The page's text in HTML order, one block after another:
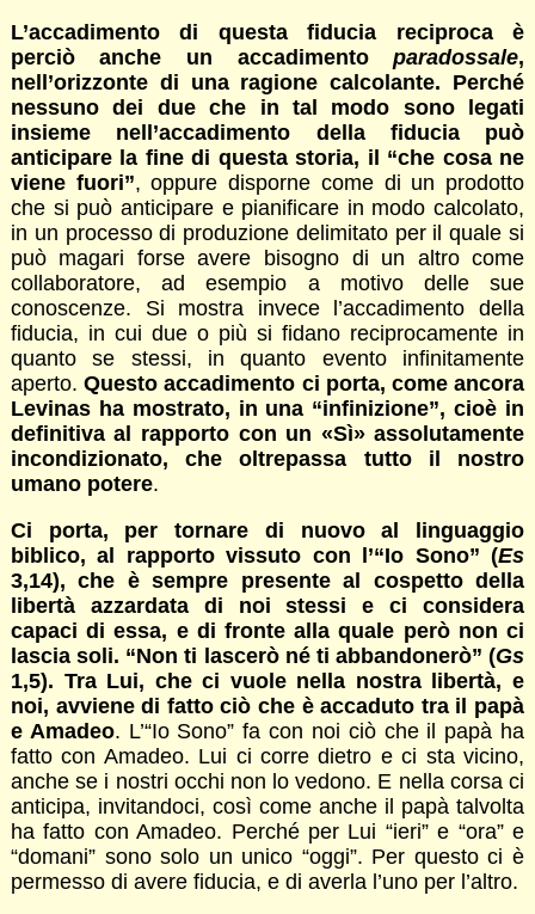
L’accadimento di questa fiducia reciproca è
perciò anche un accadimentoparadossale,
nell’orizzonte di una ragione calcolante. Perché
nessuno dei due che in tal modo sono legati
insieme nell’accadimento della fiducia può
anticipare la fine di questa storia, il “che cosa ne
viene fuori”, oppure disporne come di un prodotto
che si può anticipare e pianificare in modo calcolato,
in un processo di produzione delimitato per il quale si
può magari forse avere bisogno di un altro come
collaboratore, ad esempio a motivo delle sue
conoscenze. Si mostra invece l’accadimento della
fiducia, in cui due o più si fidano reciprocamente in
quanto se stessi, in quanto evento infinitamente
aperto.Questo accadimento ci porta, come ancora
Levinas ha mostrato, in una “infinizione”, cioè in
definitiva al rapporto con un «Sì» assolutamente
incondizionato, che oltrepassa tutto il nostro
umano potere.
Ci porta, per tornare di nuovo al linguaggio
biblico, al rapporto vissuto con l’“Io Sono” (Es
3,14), che è sempre presente al cospetto della
libertà azzardata di noi stessi e ci considera
capaci di essa, e di fronte alla quale però non ci
lascia soli. “Non ti lascerò né ti abbandonerò” (Gs
1,5). Tra Lui, che ci vuole nella nostra libertà, e
noi, avviene di fatto ciò che è accaduto tra il papà
e Amadeo. L’“Io Sono” fa con noi ciò che il papà ha
fatto con Amadeo. Lui ci corre dietro e ci sta vicino,
anche se i nostri occhi non lo vedono. E nella corsa ci
anticipa, invitandoci, così come anche il papà talvolta
ha fatto con Amadeo. Perché per Lui “ieri” e “ora” e
“domani” sono solo un unico “oggi”. Per questo ci è
permesso di avere fiducia, e di averla l’uno per l’altro.